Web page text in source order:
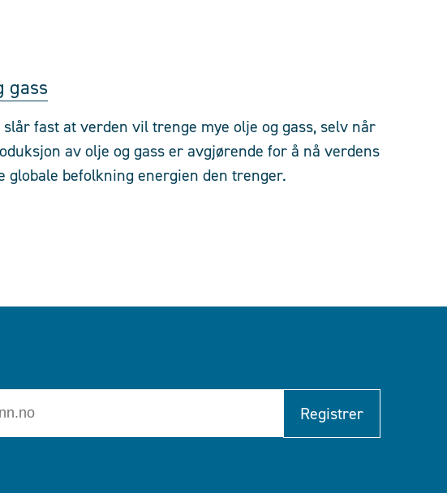
gass
fast at verden vil trenge mye olje og gass, selv når
av olje og gass er avgjørende for å nå verdens
globale befolkning energien den trenger.
Registrer